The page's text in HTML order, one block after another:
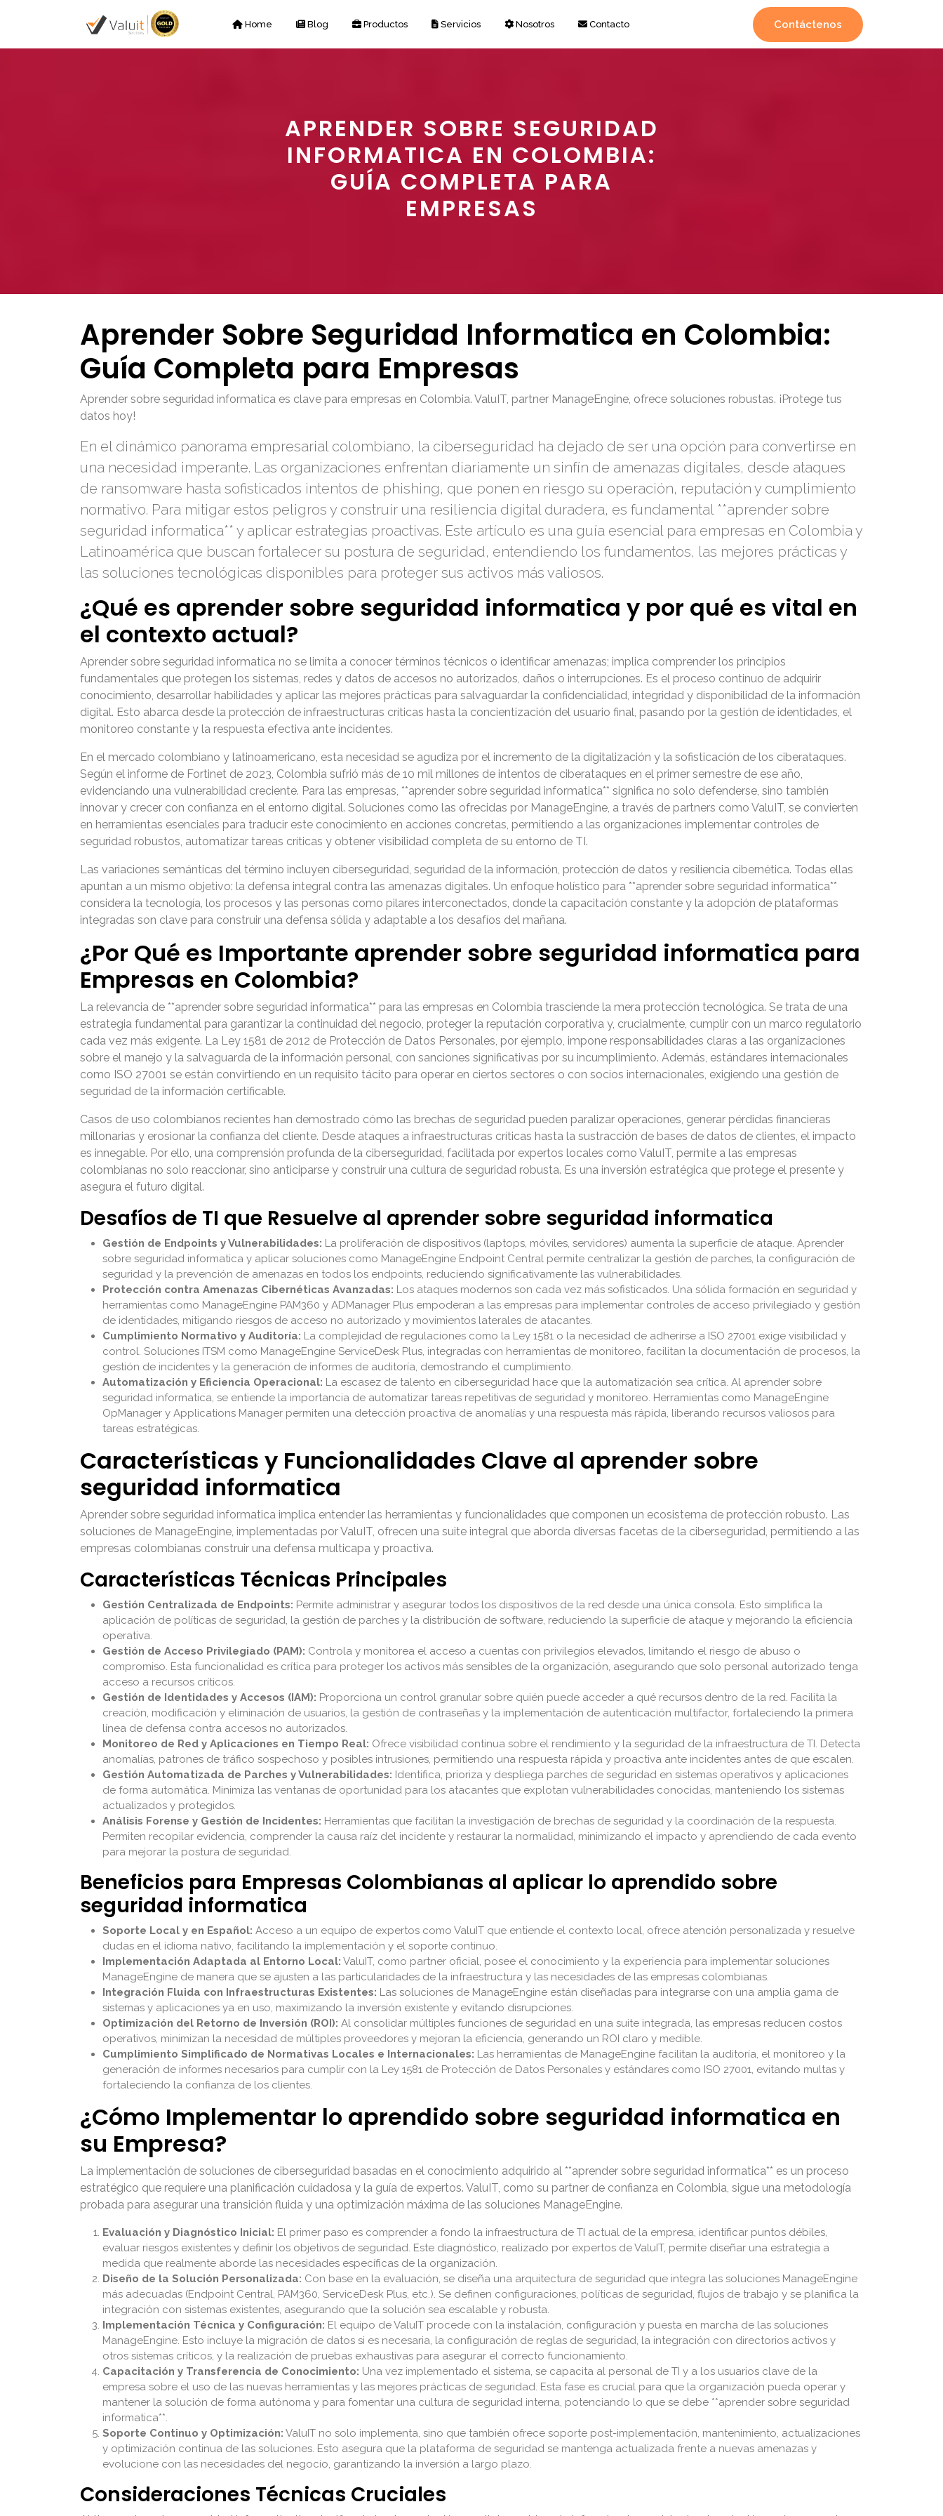
Home Blog Productos Servicios Nosotros Contacto Contáctenos
APRENDER SOBRE SEGURIDAD
INFORMATICA EN COLOMBIA:
GUÍA COMPLETA PARA
EMPRESAS
Aprender Sobre Seguridad Informatica en Colombia:
Guía Completa para Empresas
Aprender sobre seguridad informatica es clave para empresas en Colombia. ValuIT, partner ManageEngine, ofrece soluciones robustas. ¡Protege tus
datos hoy!
En el dinámico panorama empresarial colombiano, la ciberseguridad ha dejado de ser una opción para convertirse en
una necesidad imperante. Las organizaciones enfrentan diariamente un sinfín de amenazas digitales, desde ataques
de ransomware hasta sofisticados intentos de phishing, que ponen en riesgo su operación, reputación y cumplimiento
normativo. Para mitigar estos peligros y construir una resiliencia digital duradera, es fundamental **aprender sobre
seguridad informatica** y aplicar estrategias proactivas. Este artículo es una guía esencial para empresas en Colombia y
Latinoamérica que buscan fortalecer su postura de seguridad, entendiendo los fundamentos, las mejores prácticas y
las soluciones tecnológicas disponibles para proteger sus activos más valiosos.
¿Qué es aprender sobre seguridad informatica y por qué es vital en
el contexto actual?
Aprender sobre seguridad informatica no se limita a conocer términos técnicos o identificar amenazas; implica comprender los principios
fundamentales que protegen los sistemas, redes y datos de accesos no autorizados, daños o interrupciones. Es el proceso continuo de adquirir
conocimiento, desarrollar habilidades y aplicar las mejores prácticas para salvaguardar la confidencialidad, integridad y disponibilidad de la información
digital. Esto abarca desde la protección de infraestructuras críticas hasta la concientización del usuario final, pasando por la gestión de identidades, el
monitoreo constante y la respuesta efectiva ante incidentes.
En el mercado colombiano y latinoamericano, esta necesidad se agudiza por el incremento de la digitalización y la sofisticación de los ciberataques.
Según el informe de Fortinet de 2023, Colombia sufrió más de 10 mil millones de intentos de ciberataques en el primer semestre de ese año,
evidenciando una vulnerabilidad creciente. Para las empresas, **aprender sobre seguridad informatica** significa no solo defenderse, sino también
innovar y crecer con confianza en el entorno digital. Soluciones como las ofrecidas por ManageEngine, a través de partners como ValuIT, se convierten
en herramientas esenciales para traducir este conocimiento en acciones concretas, permitiendo a las organizaciones implementar controles de
seguridad robustos, automatizar tareas críticas y obtener visibilidad completa de su entorno de TI.
Las variaciones semánticas del término incluyen ciberseguridad, seguridad de la información, protección de datos y resiliencia cibernética. Todas ellas
apuntan a un mismo objetivo: la defensa integral contra las amenazas digitales. Un enfoque holístico para **aprender sobre seguridad informatica**
considera la tecnología, los procesos y las personas como pilares interconectados, donde la capacitación constante y la adopción de plataformas
integradas son clave para construir una defensa sólida y adaptable a los desafíos del mañana.
¿Por Qué es Importante aprender sobre seguridad informatica para
Empresas en Colombia?
La relevancia de **aprender sobre seguridad informatica** para las empresas en Colombia trasciende la mera protección tecnológica. Se trata de una
estrategia fundamental para garantizar la continuidad del negocio, proteger la reputación corporativa y, crucialmente, cumplir con un marco regulatorio
cada vez más exigente. La Ley 1581 de 2012 de Protección de Datos Personales, por ejemplo, impone responsabilidades claras a las organizaciones
sobre el manejo y la salvaguarda de la información personal, con sanciones significativas por su incumplimiento. Además, estándares internacionales
como ISO 27001 se están convirtiendo en un requisito tácito para operar en ciertos sectores o con socios internacionales, exigiendo una gestión de
seguridad de la información certificable.
Casos de uso colombianos recientes han demostrado cómo las brechas de seguridad pueden paralizar operaciones, generar pérdidas financieras
millonarias y erosionar la confianza del cliente. Desde ataques a infraestructuras críticas hasta la sustracción de bases de datos de clientes, el impacto
es innegable. Por ello, una comprensión profunda de la ciberseguridad, facilitada por expertos locales como ValuIT, permite a las empresas
colombianas no solo reaccionar, sino anticiparse y construir una cultura de seguridad robusta. Es una inversión estratégica que protege el presente y
asegura el futuro digital.
Desafíos de TI que Resuelve al aprender sobre seguridad informatica
Gestión de Endpoints y Vulnerabilidades: La proliferación de dispositivos (laptops, móviles, servidores) aumenta la superficie de ataque. Aprender
sobre seguridad informatica y aplicar soluciones como ManageEngine Endpoint Central permite centralizar la gestión de parches, la configuración de
seguridad y la prevención de amenazas en todos los endpoints, reduciendo significativamente las vulnerabilidades.
Protección contra Amenazas Cibernéticas Avanzadas: Los ataques modernos son cada vez más sofisticados. Una sólida formación en seguridad y
herramientas como ManageEngine PAM360 y ADManager Plus empoderan a las empresas para implementar controles de acceso privilegiado y gestión
de identidades, mitigando riesgos de acceso no autorizado y movimientos laterales de atacantes.
Cumplimiento Normativo y Auditoría: La complejidad de regulaciones como la Ley 1581 o la necesidad de adherirse a ISO 27001 exige visibilidad y
control. Soluciones ITSM como ManageEngine ServiceDesk Plus, integradas con herramientas de monitoreo, facilitan la documentación de procesos, la
gestión de incidentes y la generación de informes de auditoría, demostrando el cumplimiento.
Automatización y Eficiencia Operacional: La escasez de talento en ciberseguridad hace que la automatización sea crítica. Al aprender sobre
seguridad informatica, se entiende la importancia de automatizar tareas repetitivas de seguridad y monitoreo. Herramientas como ManageEngine
OpManager y Applications Manager permiten una detección proactiva de anomalías y una respuesta más rápida, liberando recursos valiosos para
tareas estratégicas.
Características y Funcionalidades Clave al aprender sobre
seguridad informatica
Aprender sobre seguridad informatica implica entender las herramientas y funcionalidades que componen un ecosistema de protección robusto. Las
soluciones de ManageEngine, implementadas por ValuIT, ofrecen una suite integral que aborda diversas facetas de la ciberseguridad, permitiendo a las
empresas colombianas construir una defensa multicapa y proactiva.
Características Técnicas Principales
Gestión Centralizada de Endpoints: Permite administrar y asegurar todos los dispositivos de la red desde una única consola. Esto simplifica la
aplicación de políticas de seguridad, la gestión de parches y la distribución de software, reduciendo la superficie de ataque y mejorando la eficiencia
operativa.
Gestión de Acceso Privilegiado (PAM): Controla y monitorea el acceso a cuentas con privilegios elevados, limitando el riesgo de abuso o
compromiso. Esta funcionalidad es crítica para proteger los activos más sensibles de la organización, asegurando que solo personal autorizado tenga
acceso a recursos críticos.
Gestión de Identidades y Accesos (IAM): Proporciona un control granular sobre quién puede acceder a qué recursos dentro de la red. Facilita la
creación, modificación y eliminación de usuarios, la gestión de contraseñas y la implementación de autenticación multifactor, fortaleciendo la primera
línea de defensa contra accesos no autorizados.
Monitoreo de Red y Aplicaciones en Tiempo Real: Ofrece visibilidad continua sobre el rendimiento y la seguridad de la infraestructura de TI. Detecta
anomalías, patrones de tráfico sospechoso y posibles intrusiones, permitiendo una respuesta rápida y proactiva ante incidentes antes de que escalen.
Gestión Automatizada de Parches y Vulnerabilidades: Identifica, prioriza y despliega parches de seguridad en sistemas operativos y aplicaciones
de forma automática. Minimiza las ventanas de oportunidad para los atacantes que explotan vulnerabilidades conocidas, manteniendo los sistemas
actualizados y protegidos.
Análisis Forense y Gestión de Incidentes: Herramientas que facilitan la investigación de brechas de seguridad y la coordinación de la respuesta.
Permiten recopilar evidencia, comprender la causa raíz del incidente y restaurar la normalidad, minimizando el impacto y aprendiendo de cada evento
para mejorar la postura de seguridad.
Beneficios para Empresas Colombianas al aplicar lo aprendido sobre
seguridad informatica
Soporte Local y en Español: Acceso a un equipo de expertos como ValuIT que entiende el contexto local, ofrece atención personalizada y resuelve
dudas en el idioma nativo, facilitando la implementación y el soporte continuo.
Implementación Adaptada al Entorno Local: ValuIT, como partner oficial, posee el conocimiento y la experiencia para implementar soluciones
ManageEngine de manera que se ajusten a las particularidades de la infraestructura y las necesidades de las empresas colombianas.
Integración Fluida con Infraestructuras Existentes: Las soluciones de ManageEngine están diseñadas para integrarse con una amplia gama de
sistemas y aplicaciones ya en uso, maximizando la inversión existente y evitando disrupciones.
Optimización del Retorno de Inversión (ROI): Al consolidar múltiples funciones de seguridad en una suite integrada, las empresas reducen costos
operativos, minimizan la necesidad de múltiples proveedores y mejoran la eficiencia, generando un ROI claro y medible.
Cumplimiento Simplificado de Normativas Locales e Internacionales: Las herramientas de ManageEngine facilitan la auditoría, el monitoreo y la
generación de informes necesarios para cumplir con la Ley 1581 de Protección de Datos Personales y estándares como ISO 27001, evitando multas y
fortaleciendo la confianza de los clientes.
¿Cómo Implementar lo aprendido sobre seguridad informatica en
su Empresa?
La implementación de soluciones de ciberseguridad basadas en el conocimiento adquirido al **aprender sobre seguridad informatica** es un proceso
estratégico que requiere una planificación cuidadosa y la guía de expertos. ValuIT, como su partner de confianza en Colombia, sigue una metodología
probada para asegurar una transición fluida y una optimización máxima de las soluciones ManageEngine.
Evaluación y Diagnóstico Inicial: El primer paso es comprender a fondo la infraestructura de TI actual de la empresa, identificar puntos débiles,
evaluar riesgos existentes y definir los objetivos de seguridad. Este diagnóstico, realizado por expertos de ValuIT, permite diseñar una estrategia a
medida que realmente aborde las necesidades específicas de la organización.
Diseño de la Solución Personalizada: Con base en la evaluación, se diseña una arquitectura de seguridad que integra las soluciones ManageEngine
más adecuadas (Endpoint Central, PAM360, ServiceDesk Plus, etc.). Se definen configuraciones, políticas de seguridad, flujos de trabajo y se planifica la
integración con sistemas existentes, asegurando que la solución sea escalable y robusta.
Implementación Técnica y Configuración: El equipo de ValuIT procede con la instalación, configuración y puesta en marcha de las soluciones
ManageEngine. Esto incluye la migración de datos si es necesaria, la configuración de reglas de seguridad, la integración con directorios activos y
otros sistemas críticos, y la realización de pruebas exhaustivas para asegurar el correcto funcionamiento.
Capacitación y Transferencia de Conocimiento: Una vez implementado el sistema, se capacita al personal de TI y a los usuarios clave de la
empresa sobre el uso de las nuevas herramientas y las mejores prácticas de seguridad. Esta fase es crucial para que la organización pueda operar y
mantener la solución de forma autónoma y para fomentar una cultura de seguridad interna, potenciando lo que se debe **aprender sobre seguridad
informatica**.
Soporte Continuo y Optimización: ValuIT no solo implementa, sino que también ofrece soporte post-implementación, mantenimiento, actualizaciones
y optimización continua de las soluciones. Esto asegura que la plataforma de seguridad se mantenga actualizada frente a nuevas amenazas y
evolucione con las necesidades del negocio, garantizando la inversión a largo plazo.
Consideraciones Técnicas Cruciales